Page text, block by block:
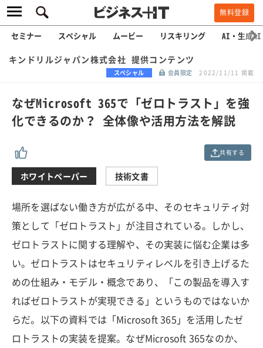
無料登録
セミナー スペシャル ムービー リスキリング AI・生成AI
キンドリルジャパン株式会社 提供コンテンツ
スペシャル 会員限定 2022/11/11 掲載
なぜMicrosoft 365で「ゼロトラスト」を強
化できるのか？ 全体像や活用方法を解説
共有する
ホワイトペーパー 技術文書
場所を選ばない働き方が広がる中、そのセキュリティ対
策として「ゼロトラスト」が注目されている。しかし、
ゼロトラストに関する理解や、その実装に悩む企業は多
い。ゼロトラストはセキュリティレベルを引き上げるた
めの仕組み・モデル・概念であり、「この製品を導入す
ればゼロトラストが実現できる」というものではないか
らだ。以下の資料では「Microsoft 365」を活用したゼ
ロトラストの実装を提案。なぜMicrosoft 365なのか、